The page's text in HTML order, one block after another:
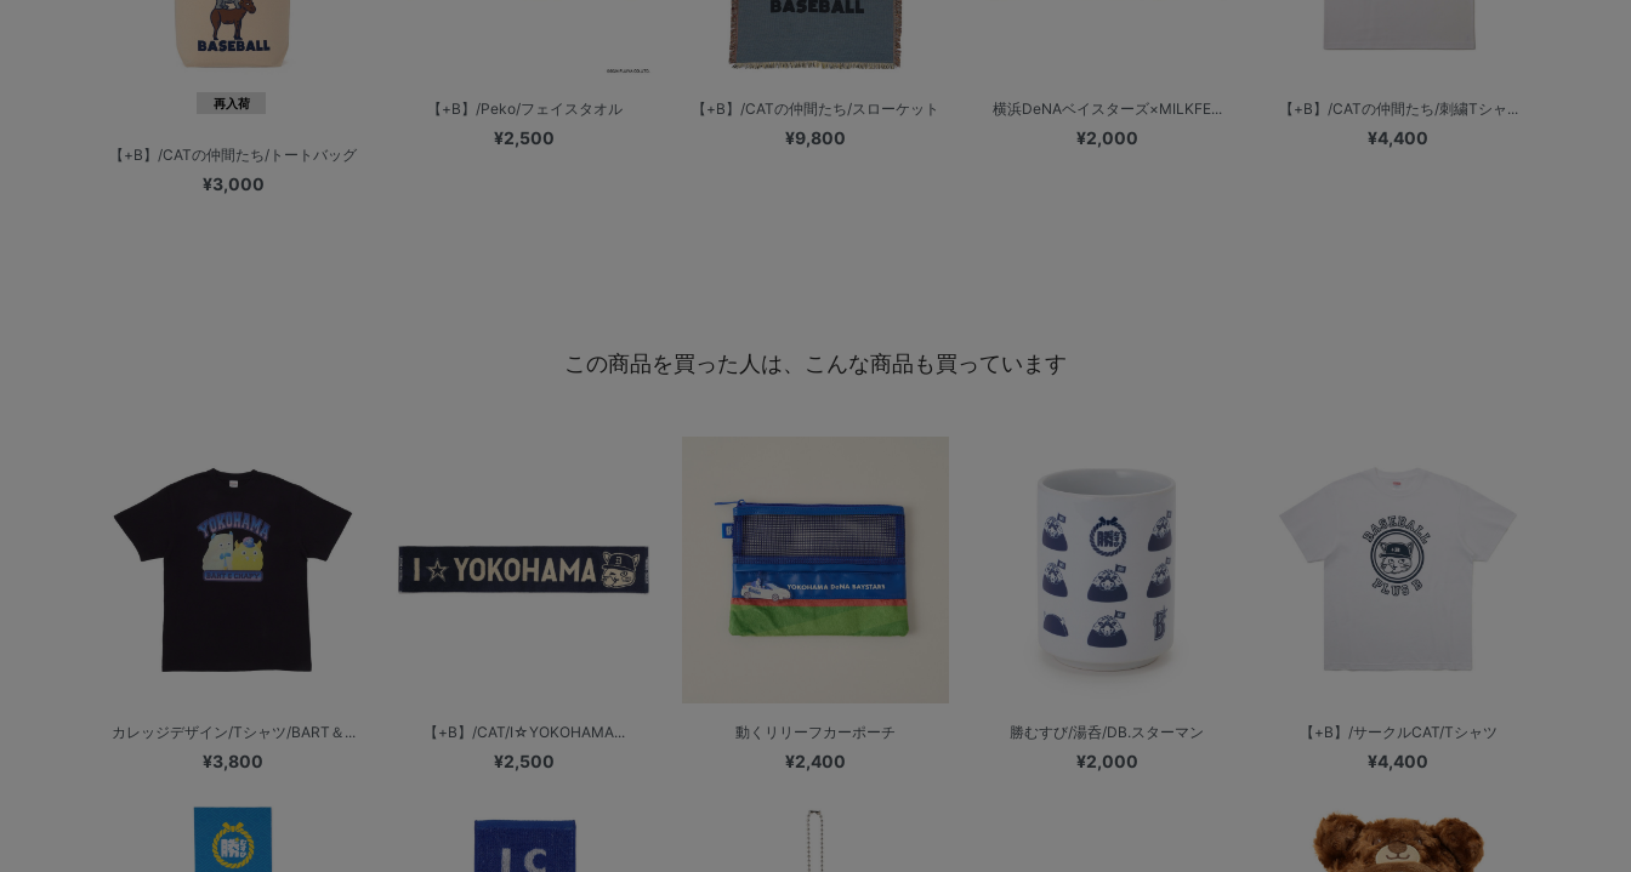
再入荷
【+B】/CATの仲間たち/トートバッグ
¥3,000
【+B】/Peko/フェイスタオル
¥2,500
【+B】/CATの仲間たち/スローケット
¥9,800
横浜DeNAベイスターズ×MILKFE...
¥2,000
【+B】/CATの仲間たち/刺繍Tシャ...
¥4,400
この商品を買った人は、こんな商品も買っています
カレッジデザイン/Tシャツ/BART＆...
¥3,800
【+B】/CAT/I☆YOKOHAMA...
¥2,500
動くリリーフカーポーチ
¥2,400
勝むすび/湯呑/DB.スターマン
¥2,000
【+B】/サークルCAT/Tシャツ
¥4,400